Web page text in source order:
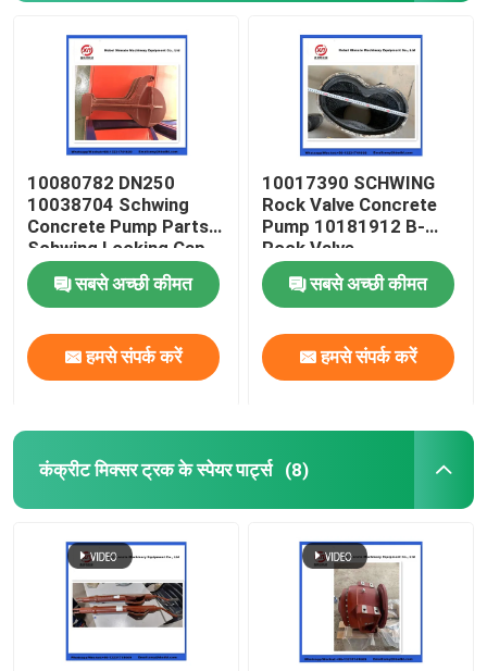
उत्पाद
हमारे बारे में
10080782 DN250
10038704 Schwing
Concrete Pump Parts
Schwing Locking Cap
सबसे अच्छी कीमत
हमसे संपर्क करें
10017390 SCHWING
Rock Valve Concrete
Pump 10181912 B-
Rock Valve
220/180/10059467
210/180सबसे अच्छी कीमत
हमसे संपर्क करें
कंक्रीट मिक्सर ट्रक के स्पेयर पार्ट्स (8)